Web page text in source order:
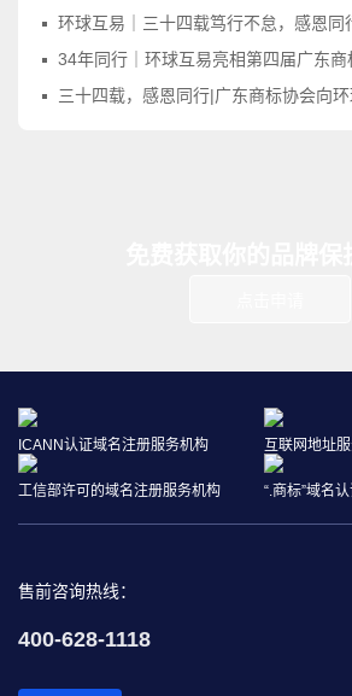
环球互易｜三十四载笃行不怠，感恩同
34年同行｜环球互易亮相第四届广东商标品牌年
三十四载，感恩同行|广东商标协会向
ICANN认证域名注册服务机构 互联网地址
工信部许可的域名注册服务机构 “.商标”域名
售前咨询热线：
400-628-1118